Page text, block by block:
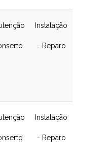
Instalação
- Reparo
Instalação
- Reparo